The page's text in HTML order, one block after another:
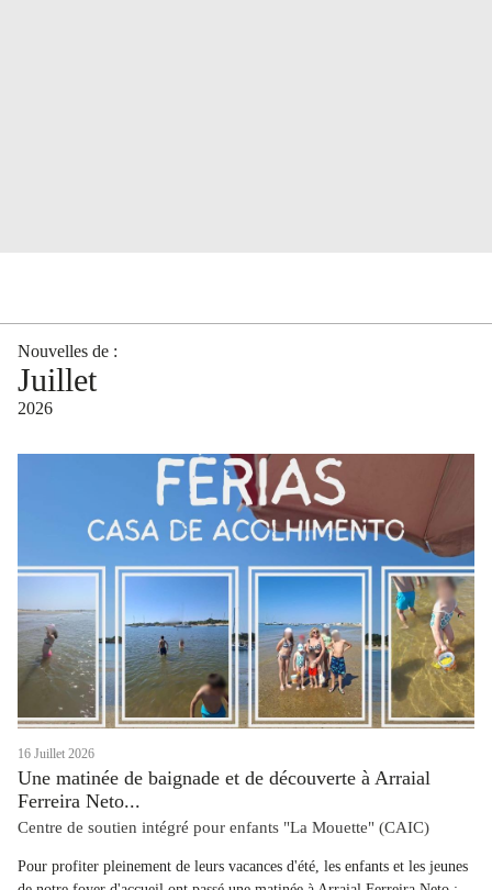
Nouvelles de :
Juillet
2026
16 Juillet 2026
Une matinée de baignade et de découverte à Arraial
Ferreira Neto...
Centre de soutien intégré pour enfants "La Mouette" (CAIC)
Pour profiter pleinement de leurs vacances d'été, les enfants et les jeunes